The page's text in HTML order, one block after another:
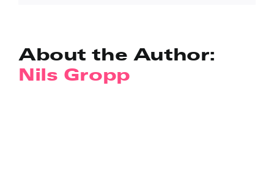
About the Author:
Nils Gropp